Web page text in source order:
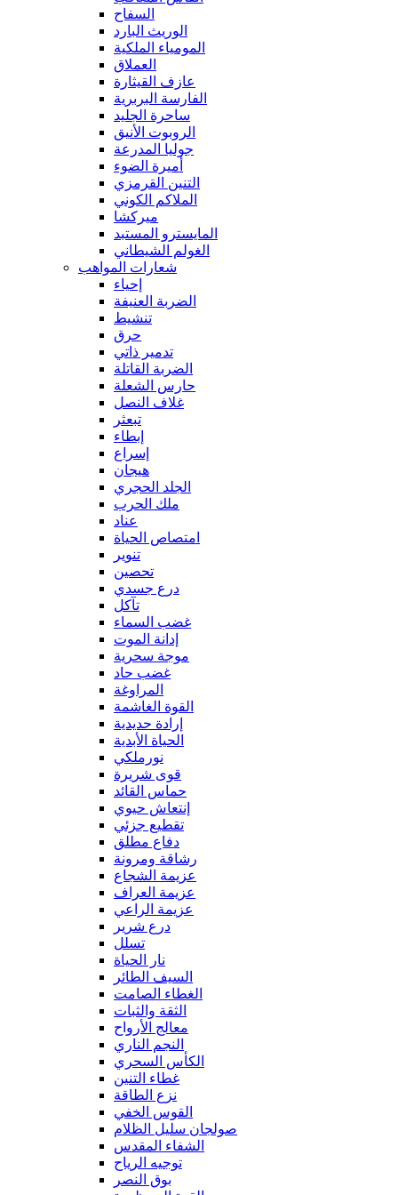
السفاح
الوريث البارد
المومياء الملكية
العملاق
عازف القيثارة
الفارسة البربرية
ساحرة الجليد
الروبوت الأنيق
جوليا المدرعة
أميرة الضوء
التنين القرمزي
الملاكم الكوني
ميركشا
المايسترو المستبد
الغولم الشيطاني
شعارات المواهب
إحياء
الضربة العنيفة
تنشيط
حرق
تدمير ذاتي
الضربة القاتلة
حارس الشعلة
غلاف النصل
تبعثر
إبطاء
إسراع
هيجان
الجلد الحجري
ملك الحرب
عناد
امتصاص الحياة
تنوير
تحصين
درع جسدي
تآكل
غضب السماء
إدانة الموت
موجة سحرية
غضب حاد
المراوغة
القوة الغاشمة
إرادة حديدية
الحياة الأبدية
نورملكي
قوى شريرة
حماس القائد
إنتعاش حيوي
تقطيع جزئي
دفاع مطلق
رشاقة ومرونة
عزيمة الشجاع
عزيمة العراف
عزيمة الراعي
درع شرير
تسلل
نار الحياة
السيف الطائر
الغطاء الصامت
الثقة والثبات
معالج الأرواح
النجم الناري
الكأس السحري
غطاء التنين
نزع الطاقة
القوس الخفي
صولجان سليل الظلام
الشفاء المقدس
توجيه الرياح
بوق النصر